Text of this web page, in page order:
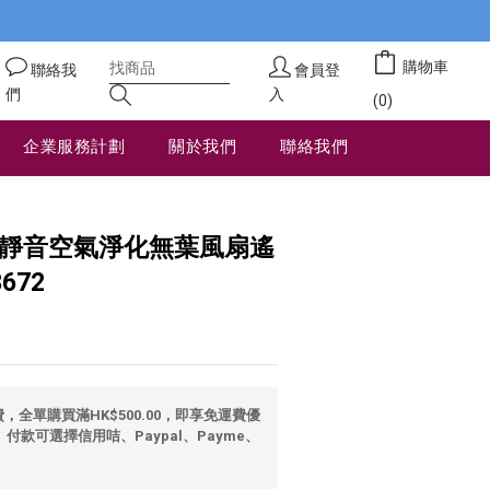
聯絡我
們
會員登
入
購物車
(0)
企業服務計劃 關於我們 聯絡我們
音空氣淨化無葉風扇遙
全單購買滿HK$500.00，即享免運費優
付款可選擇信用咭、Paypal、Payme、